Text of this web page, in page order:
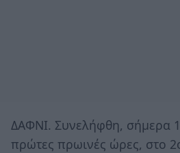
ΔΑΦΝΙ. Συνελήφθη, σήμερα
πρώτες πρωινές ώρες, στο